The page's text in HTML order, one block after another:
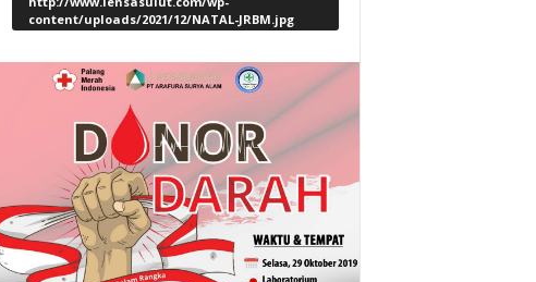
content/uploads/2021/12/NATAL-JRBM.jpg